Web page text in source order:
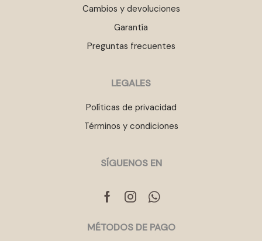
Cambios y devoluciones
Garantía
Preguntas frecuentes
LEGALES
Políticas de privacidad
Términos y condiciones
SÍGUENOS EN
Facebook
InstagramWhatsapp
MÉTODOS DE PAGO